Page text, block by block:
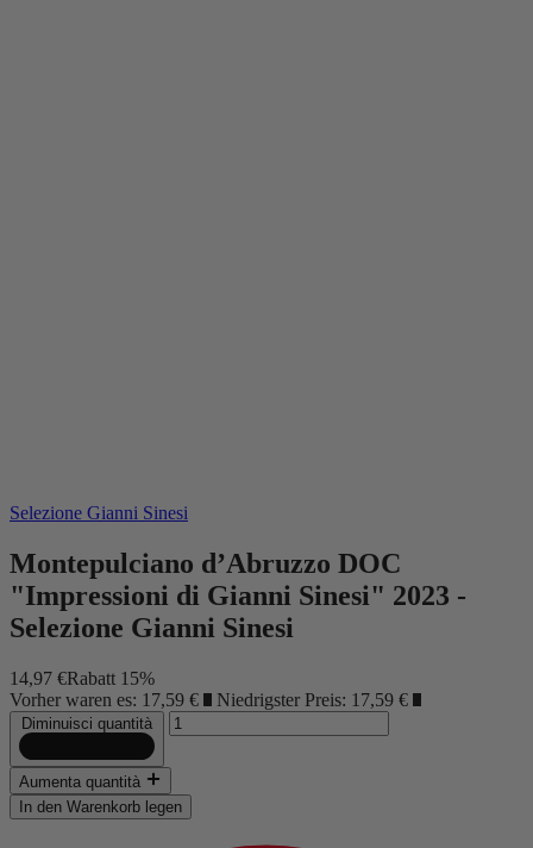
Selezione Gianni Sinesi
Montepulciano d’Abruzzo DOC
"Impressioni di Gianni Sinesi" 2023 -
Selezione Gianni Sinesi
14,97 €Rabatt 15%
Vorher waren es: 17,59 € ? Niedrigster Preis: 17,59 € ?
Diminuisci quantità
Aumenta quantità
In den Warenkorb legen